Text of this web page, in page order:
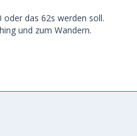
oder das 62s werden soll.
und zum Wandern.